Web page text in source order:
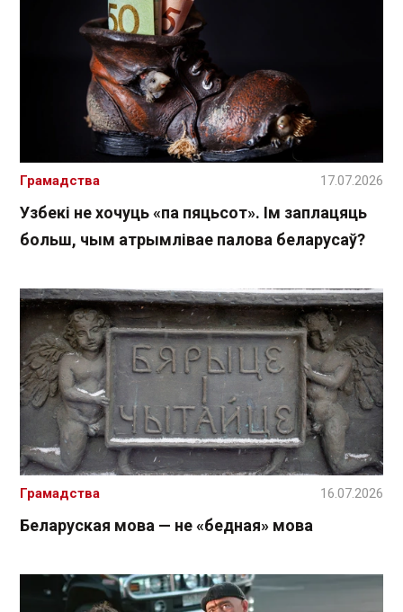
Узбекі не хочуць «па пяцьсот». Ім заплацяць
больш, чым атрымлівае палова беларусаў?
Грамадства 17.07.2026
Беларуская мова — не «бедная» мова
Грамадства 16.07.2026